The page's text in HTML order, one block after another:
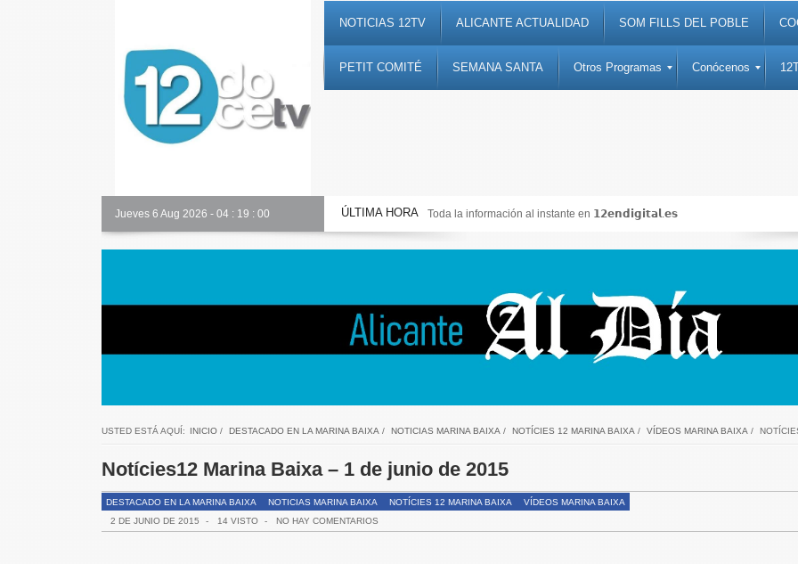
NOTICIAS 12TV ALICANTE ACTUALIDAD SOM FILLS DEL POBLE
PETIT COMITÉ SEMANA SANTA Otros Programas Conócenos
Jueves 6 Aug 2026 - 04 : 19 : 02 ÚLTIMA HORA
Toda la información al instante en 𝟭𝟮𝗲𝗻𝗱𝗶𝗴𝗶𝘁𝗮𝗹.𝗲𝘀 Noticias, debates, fiestas, cultura, ocio y entretenimiento
USTED ESTÁ AQUÍ: INICIO/ DESTACADO EN LA MARINA BAIXA / NOTICIAS MARINA BAIXA / NOTÍCIES 12 MARINA BAIXA / VÍDEOS MARINA BAIXA /
Notícies12 Marina Baixa – 1 de junio de 2015
DESTACADO EN LA MARINA BAIXA NOTICIAS MARINA BAIXA NOTÍCIES 12 MARINA BAIXA
VÍDEOS MARINA BAIXA
2 DE JUNIO DE 2015
- 14 VISTO - NO HAY COMENTARIOS